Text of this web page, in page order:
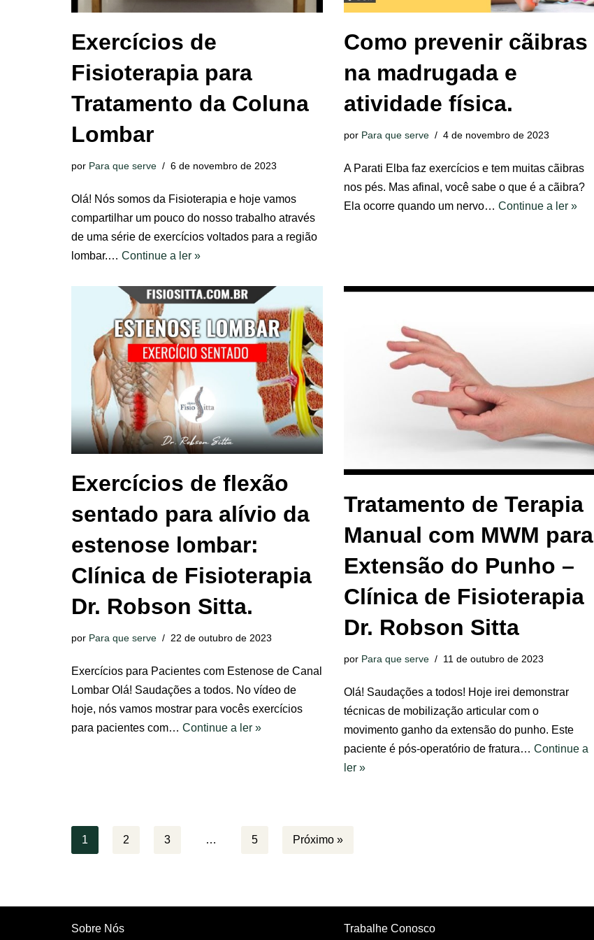
Exercícios de
Fisioterapia para
Tratamento da Coluna
Lombar
por Para que serve 6 de novembro de 2023
Olá! Nós somos da Fisioterapia e hoje vamos
compartilhar um pouco do nosso trabalho através
de uma série de exercícios voltados para a região
lombar.… Continue a ler »
Como prevenir cãibras
na madrugada e
atividade física.
por Para que serve 4 de novembro de 2023
A Parati Elba faz exercícios e tem muitas cãibras
nos pés. Mas afinal, você sabe o que é a cãibra?
Ela ocorre quando um nervo… Continue a ler »
Exercícios de flexão
sentado para alívio da
estenose lombar:
Clínica de Fisioterapia
Dr. Robson Sitta.
por Para que serve 22 de outubro de 2023
Exercícios para Pacientes com Estenose de Canal
Lombar Olá! Saudações a todos. No vídeo de
hoje, nós vamos mostrar para vocês exercícios
para pacientes com… Continue a ler »
Tratamento de Terapia
Manual com MWM para
Extensão do Punho –
Clínica de Fisioterapia
Dr. Robson Sitta
por Para que serve 11 de outubro de 2023
Olá! Saudações a todos! Hoje irei demonstrar
técnicas de mobilização articular com o
movimento ganho da extensão do punho. Este
paciente é pós-operatório de fratura… Continue a
ler »
1 2 3 … 5 Próximo »
Sobre Nós Trabalhe Conosco